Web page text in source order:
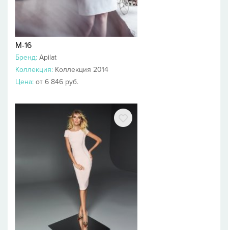
М-16
Бренд: Apilat
Коллекция: Коллекция 2014
Цена: от 6 846 руб.